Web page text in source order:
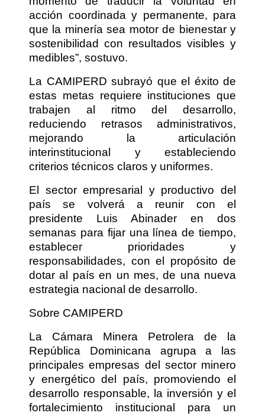
acción coordinada y permanente, para
que la minería sea motor de bienestar y
sostenibilidad con resultados visibles y
medibles”, sostuvo.
La CAMIPERD subrayó que el éxito de
estas metas requiere instituciones que
trabajen al ritmo del desarrollo,
reduciendo retrasos administrativos,
mejorando la articulación
interinstitucional y estableciendo
criterios técnicos claros y uniformes.
El sector empresarial y productivo del
país se volverá a reunir con el
presidente Luis Abinader en dos
semanas para fijar una línea de tiempo,
establecer prioridades y
responsabilidades, con el propósito de
dotar al país en un mes, de una nueva
estrategia nacional de desarrollo.
Sobre CAMIPERD
La Cámara Minera Petrolera de la
República Dominicana agrupa a las
principales empresas del sector minero
y energético del país, promoviendo el
desarrollo responsable, la inversión y el
fortalecimiento institucional para un